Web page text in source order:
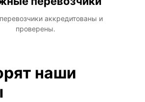
аккредитованы и
проверены.
наши